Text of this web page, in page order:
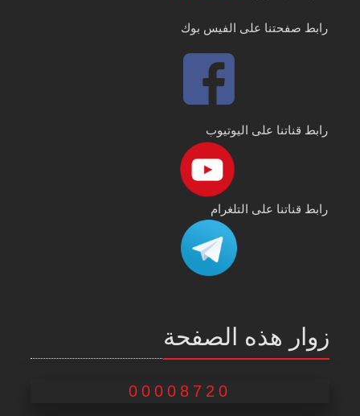
رابط صفحتنا على الفيس بوك
رابط قناتنا على اليوتيوب
رابط قناتنا على التلغرام
زوار هذه الصفحة
00008720